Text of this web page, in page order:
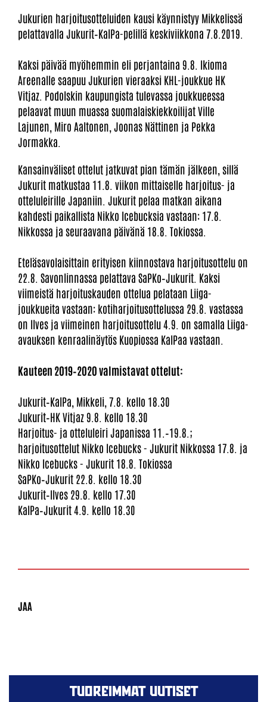
Jukurien harjoitusotteluiden kausi käynnistyy Mikkelissä
pelattavalla Jukurit–KalPa-pelillä keskiviikkona 7.8.2019.
Kaksi päivää myöhemmin eli perjantaina 9.8. Ikioma
Areenalle saapuu Jukurien vieraaksi KHL-joukkue HK
Vitjaz. Podolskin kaupungista tulevassa joukkueessa
pelaavat muun muassa suomalaiskiekkoilijat Ville
Lajunen, Miro Aaltonen, Joonas Nättinen ja Pekka
Jormakka.
Kansainväliset ottelut jatkuvat pian tämän jälkeen, sillä
Jukurit matkustaa 11.8. viikon mittaiselle harjoitus- ja
otteluleirille Japaniin. Jukurit pelaa matkan aikana
kahdesti paikallista Nikko Icebucksia vastaan: 17.8.
Nikkossa ja seuraavana päivänä 18.8. Tokiossa.
Eteläsavolaisittain erityisen kiinnostava harjoitusottelu on
22.8. Savonlinnassa pelattava SaPKo–Jukurit. Kaksi
viimeistä harjoituskauden ottelua pelataan Liiga-
joukkueita vastaan: kotiharjoitusottelussa 29.8. vastassa
on Ilves ja viimeinen harjoitusottelu 4.9. on samalla Liiga-
avauksen kenraalinäytös Kuopiossa KalPaa vastaan.
Kauteen 2019–2020 valmistavat ottelut:
​​​​​​​Jukurit–KalPa, Mikkeli, 7.8. kello 18.30
Jukurit–HK Vitjaz 9.8. kello 18.30
Harjoitus- ja otteluleiri Japanissa 11.–19.8.;
harjoitusottelut Nikko Icebucks - Jukurit Nikkossa 17.8. ja
Nikko Icebucks - Jukurit 18.8. Tokiossa
SaPKo–Jukurit 22.8. kello 18.30
Jukurit–Ilves 29.8. kello 17.30
KalPa–Jukurit 4.9. kello 18.30
TUOREIMMAT UUTISET